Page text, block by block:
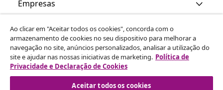
Empresas
vidaXL
Descubra mais
Ao clicar em "Aceitar todos os cookies", concorda com o
armazenamento de cookies no seu dispositivo para melhorar a
navegação no site, anúncios personalizados, analisar a utilização do
site e ajudar nas nossas iniciativas de marketing. Política de
Privacidade e Declaração de Cookies
Aceitar todos os cookies